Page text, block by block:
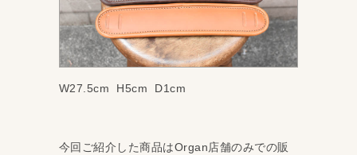
W27.5cm H5cm D1cm
今回ご紹介した商品はOrgan店舗のみでの販